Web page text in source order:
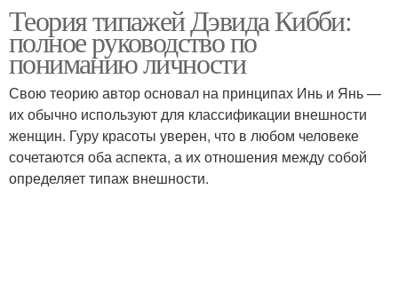
Теория типажей Дэвида Кибби:
полное руководство по
пониманию личности
Свою теорию автор основал на принципах Инь и Янь —
их обычно используют для классификации внешности
женщин. Гуру красоты уверен, что в любом человеке
сочетаются оба аспекта, а их отношения между собой
определяет типаж внешности.